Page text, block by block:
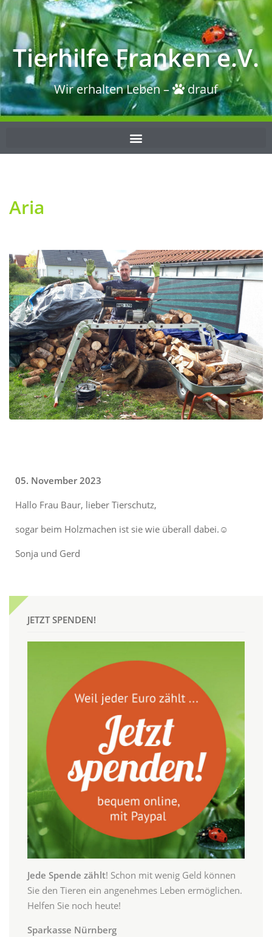
Tierhilfe Franken e.V.
Wir erhalten Leben – drauf
Aria
05. November 2023
Hallo Frau Baur, lieber Tierschutz,
sogar beim Holzmachen ist sie wie überall dabei.☺
Sonja und Gerd
JETZT SPENDEN!
Jede Spende zählt! Schon mit wenig Geld können
Sie den Tieren ein angenehmes Leben ermöglichen.
Helfen Sie noch heute!
Sparkasse Nürnberg